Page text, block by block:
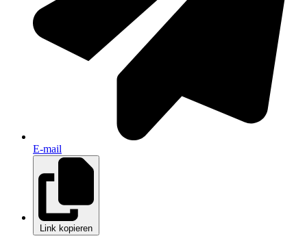
E-mail
Link kopieren